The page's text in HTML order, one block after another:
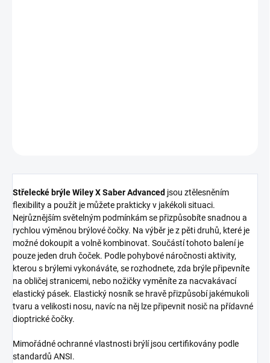
Střelecké brýle Wiley X Saber Advanced jsou ztělesněním
flexibility a použít je můžete prakticky v jakékoli situaci.
Nejrůznějším světelným podmínkám se přizpůsobíte snadnou a
rychlou výměnou brýlové čočky. Na výběr je z pěti druhů, které je
možné dokoupit a volně kombinovat. Součástí tohoto balení je
pouze jeden druh čoček. Podle pohybové náročnosti aktivity,
kterou s brýlemi vykonáváte, se rozhodnete, zda brýle připevníte
na obličej stranicemi, nebo nožičky vyměníte za nacvakávací
elastický pásek. Elastický nosník se hravě přizpůsobí jakémukoli
tvaru a velikosti nosu, navíc na něj lze připevnit nosič na přídavné
dioptrické čočky.
Mimořádné ochranné vlastnosti brýlí jsou certifikovány podle
standardů ANSI.